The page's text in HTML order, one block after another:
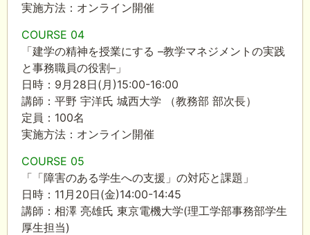
実施方法：オンライン開催
COURSE 04
「建学の精神を授業にする –教学マネジメントの実践
と事務職員の役割– 」
日時：9月 28日(月 )15:00-16:00
講師：平野 宇洋氏 城西大学 （教務部 部次長）
定員： 100名
実施方法：オンライン開催
COURSE 05
「「障害のある学生への支援」の対応と課題」
日時：11月 20日(金)14:00-14:45
講師：相澤 亮雄氏 東京電機大学(理工学部事務部学生
厚生担当)